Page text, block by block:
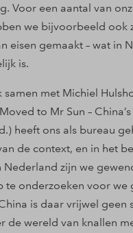
Voor een aantal van
we bijvoorbeeld ook
eisen gemaakt – wat in
is.
samen met Michiel
to Mr Sun –
heeft ons als bureau
de context, en in het
Nederland zijn we
te onderzoeken voor we
is daar vrijwel geen
de wereld van knallen